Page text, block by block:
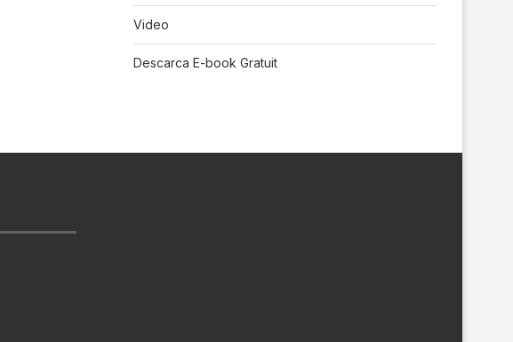
Video
Descarca E-book Gratuit